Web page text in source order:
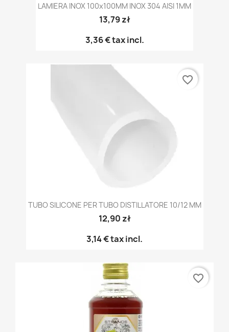
LAMIERA INOX 100x100MM INOX 304 AISI 1MM
13,79 zł
3,36 €tax incl.
TUBO SILICONE PER TUBO DISTILLATORE 10/12 MM
12,90 zł
3,14 €tax incl.
favorite_border
favorite_border